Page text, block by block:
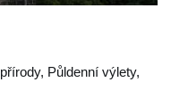
Půldenní výlety,